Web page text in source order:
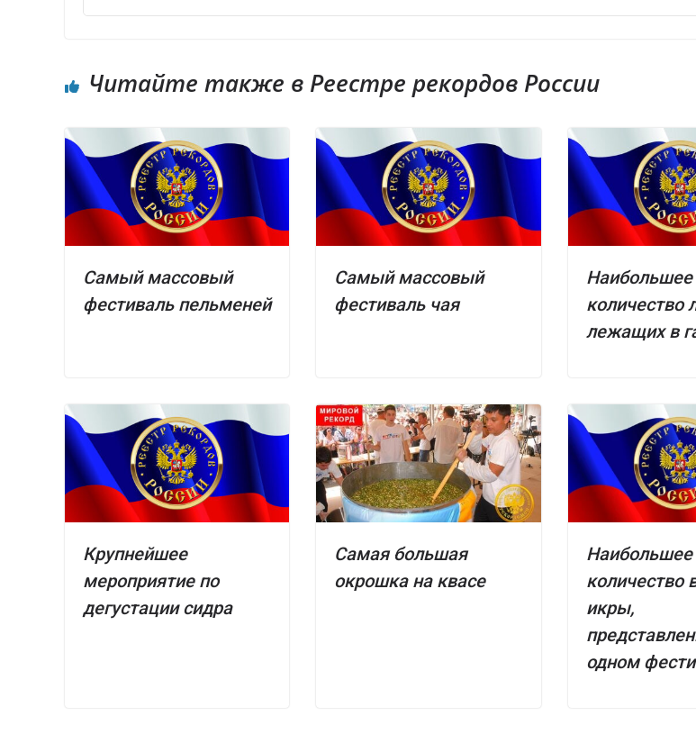
Читайте также в Реестре рекордов России
Самый массовый
фестиваль пельменей
Самый массовый
фестиваль чая
Наибольшее
количество
лежащих в
Крупнейшее
мероприятие по
дегустации сидра
Самая большая
окрошка на квасе
Наибольшее
количество
икры,
одном